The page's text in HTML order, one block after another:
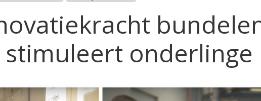
onderlinge